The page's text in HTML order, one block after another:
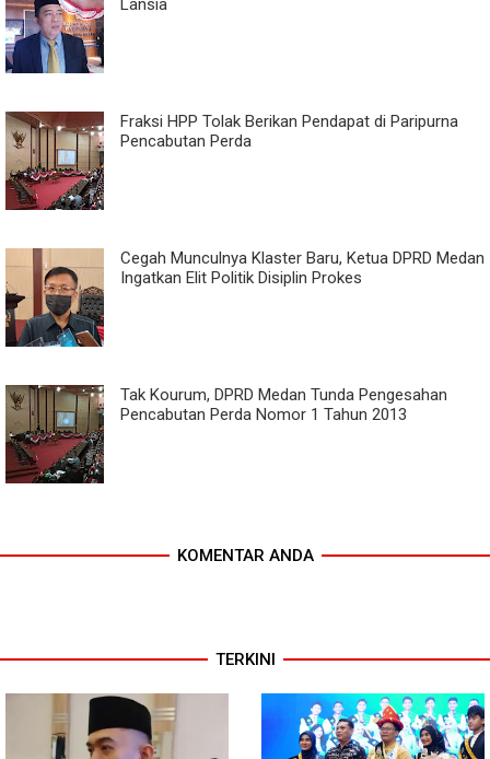
Lansia
Fraksi HPP Tolak Berikan Pendapat di Paripurna
Pencabutan Perda
Cegah Munculnya Klaster Baru, Ketua DPRD Medan
Ingatkan Elit Politik Disiplin Prokes
Tak Kourum, DPRD Medan Tunda Pengesahan
Pencabutan Perda Nomor 1 Tahun 2013
KOMENTAR ANDA
TERKINI